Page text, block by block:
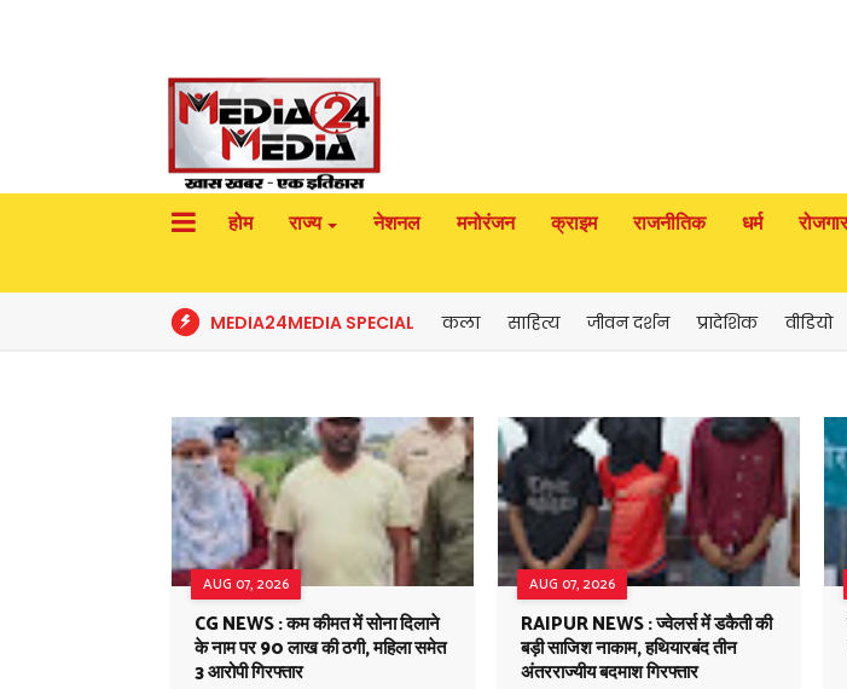
होम राज्य नेशनल मनोरंजन क्राइम राजनीतिक धर्म रोजगार
MEDIA24MEDIA SPECIAL कला साहित्य जीवन दर्शन प्रादेशिक वीडियो
AUG 07, 2026
CG NEWS : कम कीमत में सोना दिलाने
के नाम पर 90 लाख की ठगी, महिला समेत
3 आरोपी गिरफ्तार
AUG 07, 2026
RAIPUR NEWS : ज्वेलर्स में डकैती की
बड़ी साजिश नाकाम, हथियारबंद तीन
अंतरराज्यीय बदमाश गिरफ्तार